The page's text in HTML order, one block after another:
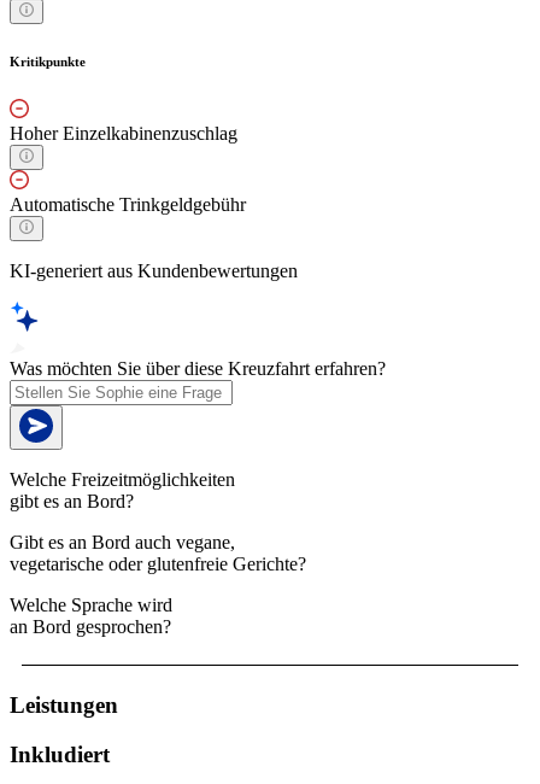
Kritikpunkte
Hoher Einzelkabinenzuschlag
Automatische Trinkgeldgebühr
KI-generiert aus Kundenbewertungen
Was möchten Sie über diese Kreuzfahrt erfahren?
Welche Freizeitmöglichkeiten
gibt es an Bord?
Gibt es an Bord auch vegane,
vegetarische oder glutenfreie Gerichte?
Welche Sprache wird
an Bord gesprochen?
Leistungen
Inkludiert